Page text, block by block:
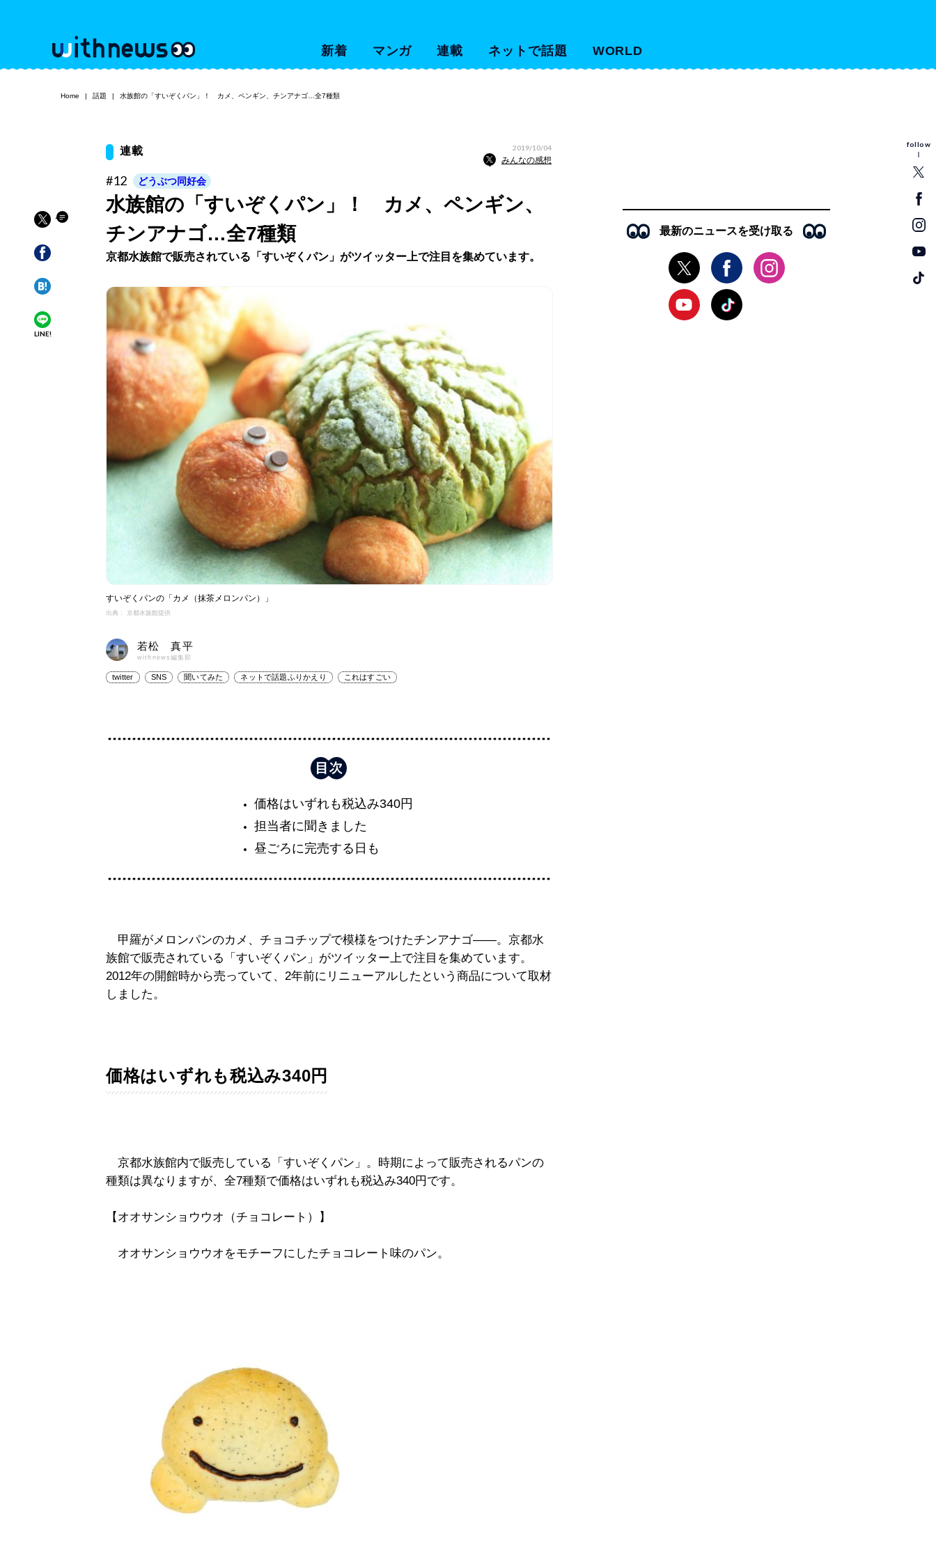
新着 マンガ 連載 ネットで話題 WORLD
follow
Home 話題 水族館の「すいぞくパン」！ カメ、ペンギン、チンアナゴ…全7種類
LINE!
連載 2019/10/04
みんなの感想
#12 どうぶつ同好会
水族館の「すいぞくパン」！ カメ、ペンギン、
チンアナゴ…全7種類
京都水族館で販売されている「すいぞくパン」がツイッター上で注目を集めています。
すいぞくパンの「カメ（抹茶メロンパン）」
出典： 京都水族館提供
若松 真平
withnews編集部
twitter SNS 聞いてみた ネットで話題ふりかえり これはすごい
価格はいずれも税込み340円
担当者に聞きました
昼ごろに完売する日も
甲羅がメロンパンのカメ、チョコチップで模様をつけたチンアナゴ――。京都水
族館で販売されている「すいぞくパン」がツイッター上で注目を集めています。
2012年の開館時から売っていて、2年前にリニューアルしたという商品について取材
しました。
価格はいずれも税込み340円
京都水族館内で販売している「すいぞくパン」。時期によって販売されるパンの
種類は異なりますが、全7種類で価格はいずれも税込み340円です。
【オオサンショウウオ（チョコレート）】
オオサンショウウオをモチーフにしたチョコレート味のパン。
最新のニュースを受け取る